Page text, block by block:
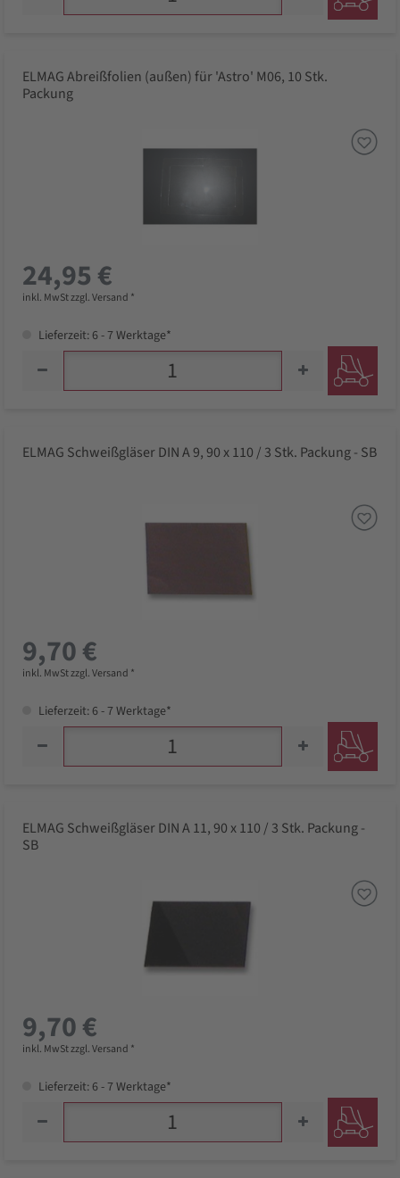
ELMAG Abreißfolien (außen) für 'Astro' M06, 10 Stk.
Packung
24,95 €
inkl. MwSt zzgl. Versand *
Lieferzeit: 6 - 7 Werktage*
ELMAG Schweißgläser DIN A 9, 90 x 110 / 3 Stk. Packung - SB
9,70 €
inkl. MwSt zzgl. Versand *
Lieferzeit: 6 - 7 Werktage*
ELMAG Schweißgläser DIN A 11, 90 x 110 / 3 Stk. Packung -
SB
9,70 €
inkl. MwSt zzgl. Versand *
Lieferzeit: 6 - 7 Werktage*